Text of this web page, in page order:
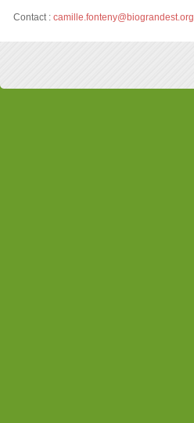
Contact : camille.fonteny@biograndest.org